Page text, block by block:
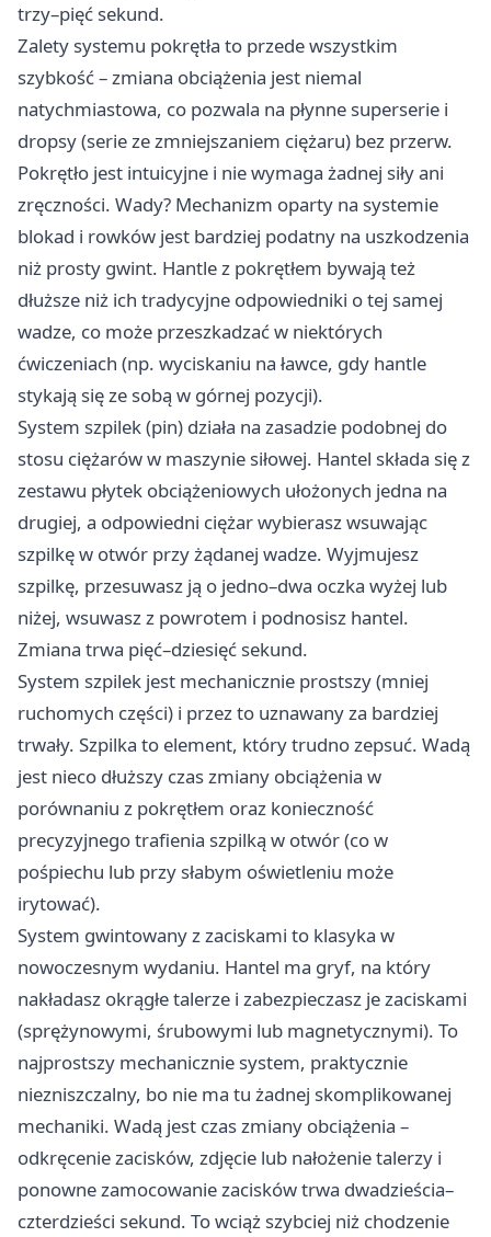
trzy–pięć sekund.
Zalety systemu pokrętła to przede wszystkim
szybkość – zmiana obciążenia jest niemal
natychmiastowa, co pozwala na płynne superserie i
dropsy (serie ze zmniejszaniem ciężaru) bez przerw.
Pokrętło jest intuicyjne i nie wymaga żadnej siły ani
zręczności. Wady? Mechanizm oparty na systemie
blokad i rowków jest bardziej podatny na uszkodzenia
niż prosty gwint. Hantle z pokrętłem bywają też
dłuższe niż ich tradycyjne odpowiedniki o tej samej
wadze, co może przeszkadzać w niektórych
ćwiczeniach (np. wyciskaniu na ławce, gdy hantle
stykają się ze sobą w górnej pozycji).
System szpilek (pin) działa na zasadzie podobnej do
stosu ciężarów w maszynie siłowej. Hantel składa się z
zestawu płytek obciążeniowych ułożonych jedna na
drugiej, a odpowiedni ciężar wybierasz wsuwając
szpilkę w otwór przy żądanej wadze. Wyjmujesz
szpilkę, przesuwasz ją o jedno–dwa oczka wyżej lub
niżej, wsuwasz z powrotem i podnosisz hantel.
Zmiana trwa pięć–dziesięć sekund.
System szpilek jest mechanicznie prostszy (mniej
ruchomych części) i przez to uznawany za bardziej
trwały. Szpilka to element, który trudno zepsuć. Wadą
jest nieco dłuższy czas zmiany obciążenia w
porównaniu z pokrętłem oraz konieczność
precyzyjnego trafienia szpilką w otwór (co w
pośpiechu lub przy słabym oświetleniu może
irytować).
System gwintowany z zaciskami to klasyka w
nowoczesnym wydaniu. Hantel ma gryf, na który
nakładasz okrągłe talerze i zabezpieczasz je zaciskami
(sprężynowymi, śrubowymi lub magnetycznymi). To
najprostszy mechanicznie system, praktycznie
niezniszczalny, bo nie ma tu żadnej skomplikowanej
mechaniki. Wadą jest czas zmiany obciążenia –
odkręcenie zacisków, zdjęcie lub nałożenie talerzy i
ponowne zamocowanie zacisków trwa dwadzieścia–
czterdzieści sekund. To wciąż szybciej niż chodzenie